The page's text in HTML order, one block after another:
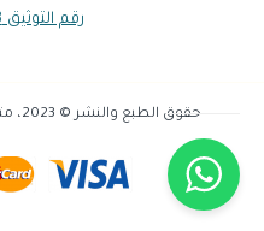
رقم التوثيق 0000047953
حقوق الطبع والنشر © 2023، متجر حركات صح، الحقوق محفوظة